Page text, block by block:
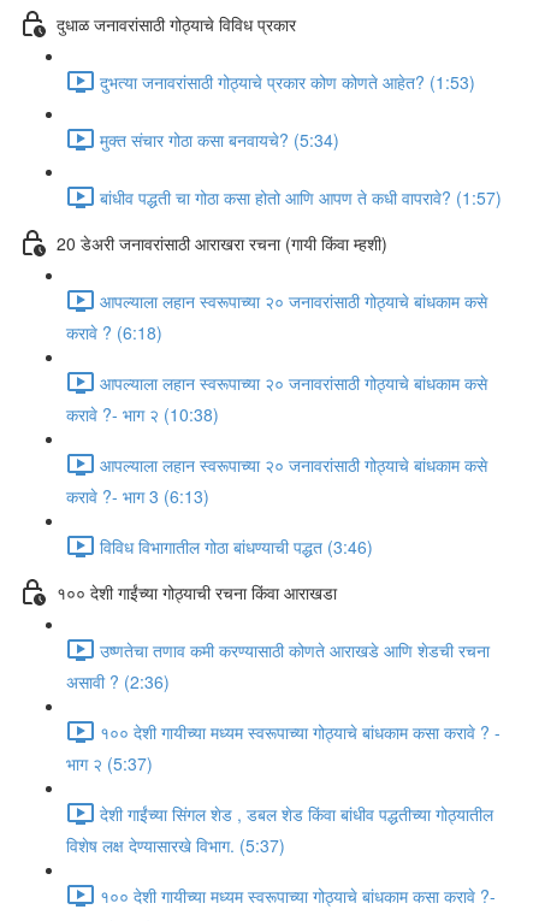
दुधाळ जनावरांसाठी गोठ्याचे विविध प्रकार
दुभत्या जनावरांसाठी गोठ्याचे प्रकार कोण कोणते आहेत? (1:53)
मुक्त संचार गोठा कसा बनवायचे? (5:34)
बांधीव पद्धती चा गोठा कसा होतो आणि आपण ते कधी वापरावे? (1:57)
20 डेअरी जनावरांसाठी आराखरा रचना (गायी किंवा म्हशी)
आपल्याला लहान स्वरूपाच्या २० जनावरांसाठी गोठ्याचे बांधकाम कसे
करावे ? (6:18)
आपल्याला लहान स्वरूपाच्या २० जनावरांसाठी गोठ्याचे बांधकाम कसे
करावे ?- भाग २ (10:38)
आपल्याला लहान स्वरूपाच्या २० जनावरांसाठी गोठ्याचे बांधकाम कसे
करावे ?- भाग 3 (6:13)
विविध विभागातील गोठा बांधण्याची पद्धत (3:46)
१०० देशी गाईंच्या गोठ्याची रचना किंवा आराखडा
उष्णतेचा तणाव कमी करण्यासाठी कोणते आराखडे आणि शेडची रचना
असावी ? (2:36)
१०० देशी गायीच्या मध्यम स्वरूपाच्या गोठ्याचे बांधकाम कसा करावे ? -
भाग २ (5:37)
देशी गाईंच्या सिंगल शेड , डबल शेड किंवा बांधीव पद्धतीच्या गोठ्यातील
विशेष लक्ष देण्यासारखे विभाग. (5:37)
१०० देशी गायीच्या मध्यम स्वरूपाच्या गोठ्याचे बांधकाम कसा करावे ?-